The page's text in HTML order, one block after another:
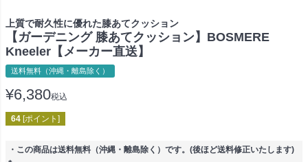
上質で耐久性に優れた膝あてクッション
【ガーデニング 膝あてクッション】BOSMERE
Kneeler【メーカー直送】
送料無料（沖縄・離島除く）
¥6,380税込
64 [ポイント]
・この商品は送料無料（沖縄・離島除く）です。(後ほど送料修正いたします)